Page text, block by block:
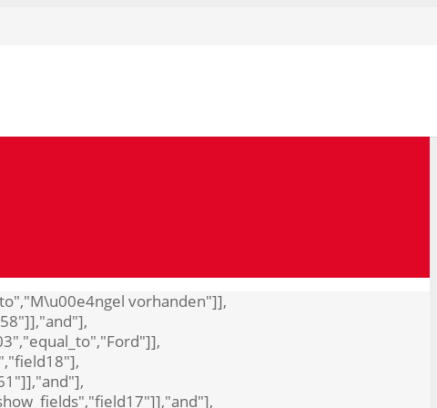
vorhanden"]],